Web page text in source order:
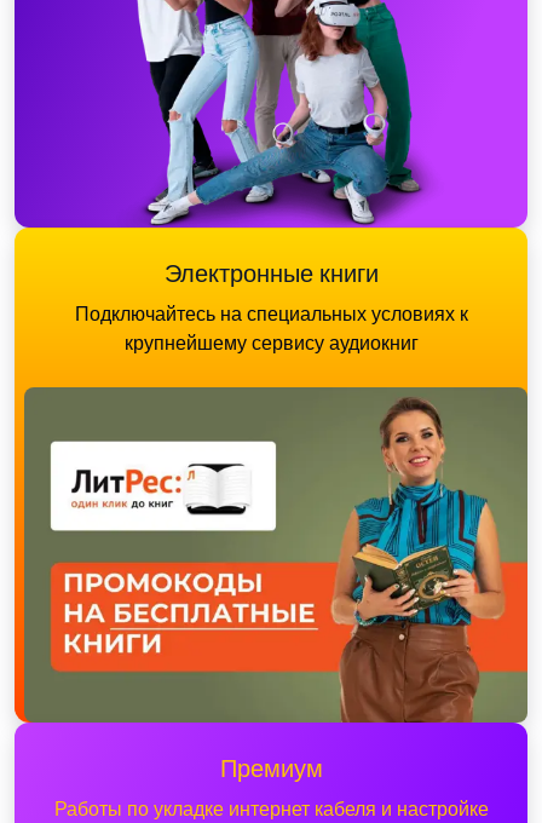
Электронные книги
Подключайтесь на специальных условиях к
крупнейшему сервису аудиокниг
Премиум
Работы по укладке интернет кабеля и настройке